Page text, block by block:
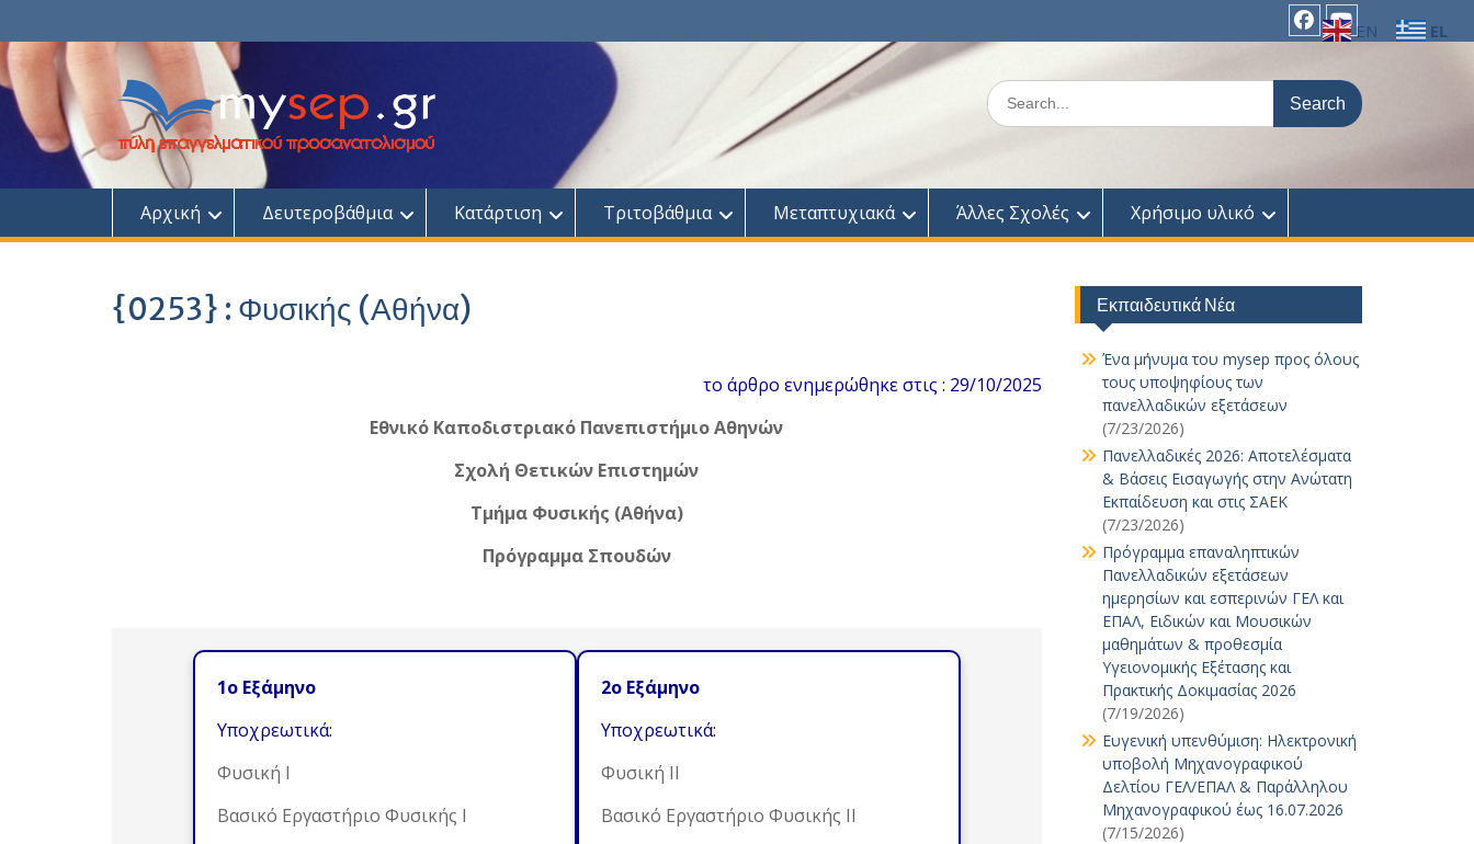
content
facebook
Youtube
Search
for:
Αρχική Δευτεροβάθμια Κατάρτιση Τριτοβάθμια Μεταπτυχιακά Άλλες Σχολές Χρήσιμο υλικό
{0253} : Φυσικής (Αθήνα)
το άρθρο ενημερώθηκε στις : 29/10/2025
Εθνικό Καποδιστριακό Πανεπιστήμιο Αθηνών
Σχολή Θετικών Επιστημών
Τμήμα Φυσικής (Αθήνα)
Πρόγραμμα Σπουδών
1ο Εξάμηνο
Υποχρεωτικά:
Φυσική Ι
Βασικό Εργαστήριο Φυσικής Ι
2ο Εξάμηνο
Υποχρεωτικά:
Φυσική ΙΙ
Βασικό Εργαστήριο Φυσικής ΙΙ
Εκπαιδευτικά Νέα
Ένα μήνυμα του mysep προς όλους
τους υποψηφίους των
πανελλαδικών εξετάσεων
(7/23/2026)
Πανελλαδικές 2026: Αποτελέσματα
& Βάσεις Εισαγωγής στην Ανώτατη
Εκπαίδευση και στις ΣΑΕΚ
(7/23/2026)
Πρόγραμμα επαναληπτικών
Πανελλαδικών εξετάσεων
ημερησίων και εσπερινών ΓΕΛ και
ΕΠΑΛ, Ειδικών και Μουσικών
μαθημάτων & προθεσμία
Υγειονομικής Εξέτασης και
Πρακτικής Δοκιμασίας 2026
(7/19/2026)
Ευγενική υπενθύμιση: Ηλεκτρονική
υποβολή Μηχανογραφικού
Δελτίου ΓΕΛ/ΕΠΑΛ & Παράλληλου
Μηχανογραφικού έως 16.07.2026
(7/15/2026)
EN EL